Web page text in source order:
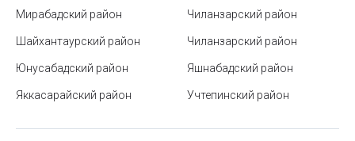
Где отшлифовать экран смарт-часов от царапин
Станция метро Новза
Онлайн-сервис для проверки строительных
компаний в Ташкенте
Мирабадский район Чиланзарский район
Шайхантаурский район
Юнусабадский район
Яккасарайский район
Чиланзарский район
Яшнабадский район
Учтепинский район